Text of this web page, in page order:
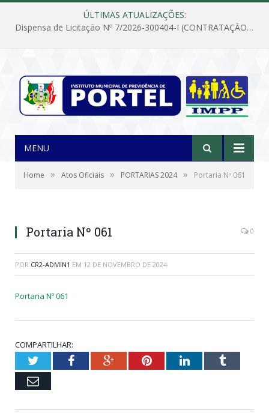
ÚLTIMAS ATUALIZAÇÕES:
Dispensa de Licitação Nº 7/2026-300404-I (CONTRATAÇÃO DE EMPRESA PARA MANUTENÇÃO E REPARAÇÃO DE APARELHOS DE AR CONDICIONADO, EM ATENDIMENTO ÀS NECESSIDADES DO INSTITUTO DE PREVIDÊNCIA MUNICIPAL DE PORTEL/PA)
MENU
Home » Atos Oficiais » PORTARIAS 2024 » Portaria Nº 061
Portaria Nº 061 0
POR CR2-ADMIN1 EM 12 DE NOVEMBRO DE 2024
Portaria Nº 061
COMPARTILHAR:
TwitterFacebookGoogle+PinterestLinkedInTumblr
Email